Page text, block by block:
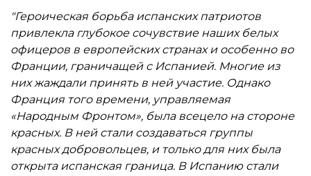
"Героическая борьба испанских патриотов
привлекла глубокое сочувствие наших белых
офицеров в европейских странах и особенно во
Франции, граничащей с Испанией. Многие из
них жаждали принять в ней участие. Однако
Франция того времени, управляемая
«Народным Фронтом», была всецело на стороне
красных. В ней стали создаваться группы
красных добровольцев, и только для них была
открыта испанская граница. В Испанию стали